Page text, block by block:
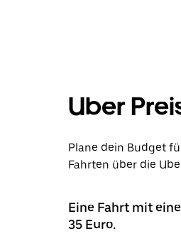
Uber
Plane dein Budget
Fahrten über die
Eine Fahrt mit
35 Euro.